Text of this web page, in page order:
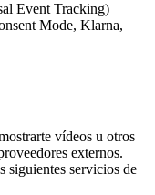
Event Tracking)
Mode, Klarna,
vídeos u otros
externos.
siguientes servicios de